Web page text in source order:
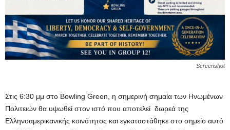
Screenshot
Στις 6:30 μμ στο Bowling Green, η σημερινή σημαία των Ηνωμένων
Πολιτειών θα υψωθεί στον ιστό που αποτελεί δωρεά της
Ελληνοαμερικανικής κοινότητος και εγκαταστάθηκε στο σημείο αυτό